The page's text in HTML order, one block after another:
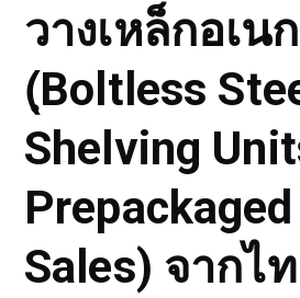
วางเหล็กอเน
(ฺBoltless
Shelving
Sales) จากไ